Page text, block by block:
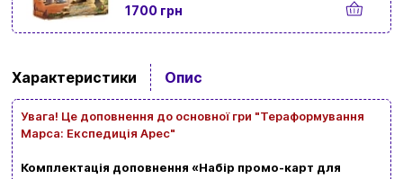
1700 грн
Характеристики Опис
Увага! Це доповнення до основної гри "Тераформування
Марса: Експедиція Арес"
Комплектація доповнення «Набір промо-карт для
Новини та статті
Повернення та обмін товарів
Політика конфіденційності
Ваш кошик зараз порожній